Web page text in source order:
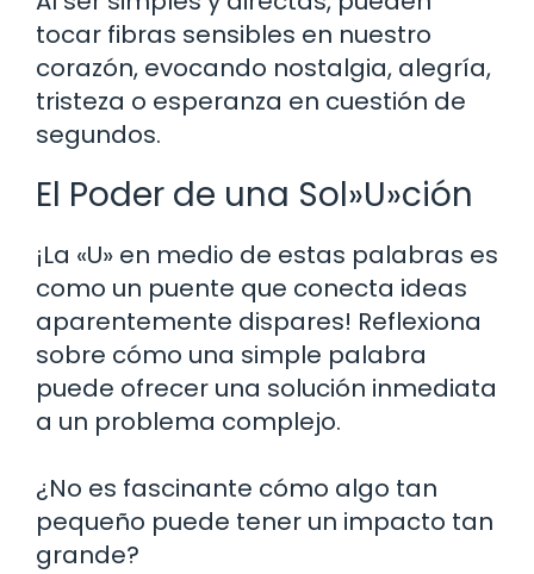
tocar fibras sensibles en nuestro
corazón, evocando nostalgia, alegría,
tristeza o esperanza en cuestión de
segundos.
El Poder de una Sol»U»ción
¡La «U» en medio de estas palabras es
como un puente que conecta ideas
aparentemente dispares! Reflexiona
sobre cómo una simple palabra
puede ofrecer una solución inmediata
a un problema complejo.
¿No es fascinante cómo algo tan
pequeño puede tener un impacto tan
grande?